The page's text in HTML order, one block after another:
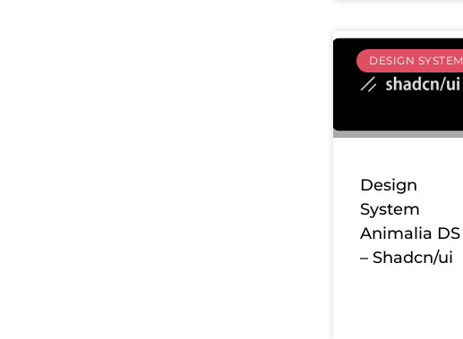
DESIGN SYSTEM
Design
System
Animalia DS
– Shadcn/ui